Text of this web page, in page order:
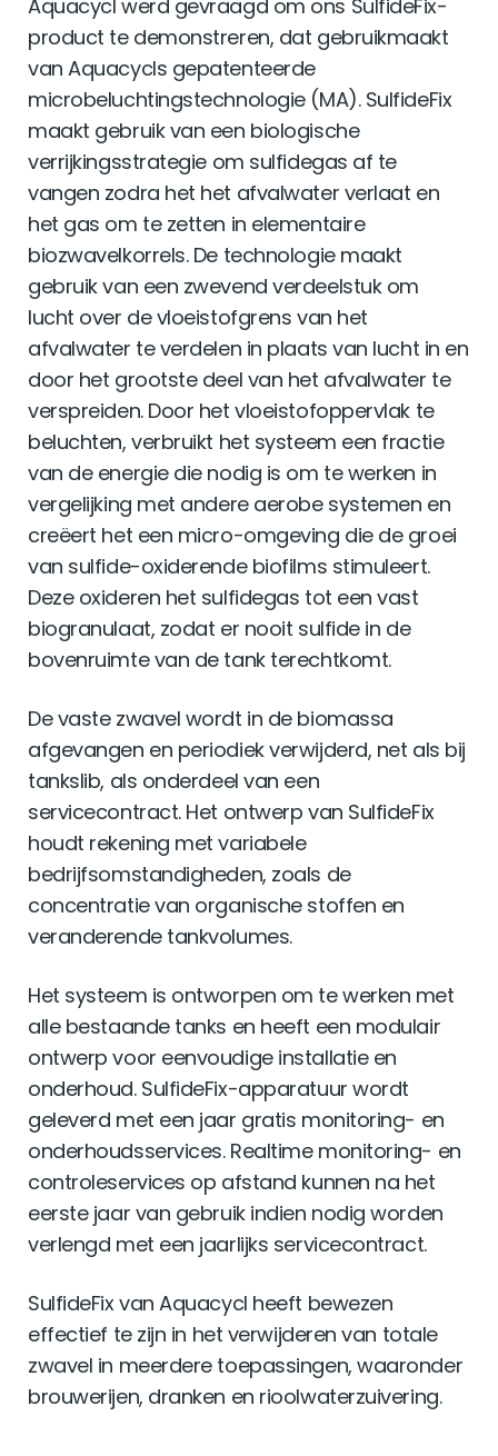
Aquacycl werd gevraagd om ons SulfideFix-
product te demonstreren, dat gebruikmaakt
van Aquacycls gepatenteerde
microbeluchtingstechnologie (MA). SulfideFix
maakt gebruik van een biologische
verrijkingsstrategie om sulfidegas af te
vangen zodra het het afvalwater verlaat en
het gas om te zetten in elementaire
biozwavelkorrels. De technologie maakt
gebruik van een zwevend verdeelstuk om
lucht over de vloeistofgrens van het
afvalwater te verdelen in plaats van lucht in en
door het grootste deel van het afvalwater te
verspreiden. Door het vloeistofoppervlak te
beluchten, verbruikt het systeem een ​​fractie
van de energie die nodig is om te werken in
vergelijking met andere aerobe systemen en
creëert het een micro-omgeving die de groei
van sulfide-oxiderende biofilms stimuleert.
Deze oxideren het sulfidegas tot een vast
biogranulaat, zodat er nooit sulfide in de
bovenruimte van de tank terechtkomt.
De vaste zwavel wordt in de biomassa
afgevangen en periodiek verwijderd, net als bij
tankslib, als onderdeel van een
servicecontract. Het ontwerp van SulfideFix
houdt rekening met variabele
bedrijfsomstandigheden, zoals de
concentratie van organische stoffen en
veranderende tankvolumes.
Het systeem is ontworpen om te werken met
alle bestaande tanks en heeft een modulair
ontwerp voor eenvoudige installatie en
onderhoud. SulfideFix-apparatuur wordt
geleverd met een jaar gratis monitoring- en
onderhoudsservices. Realtime monitoring- en
controleservices op afstand kunnen na het
eerste jaar van gebruik indien nodig worden
verlengd met een jaarlijks servicecontract.
SulfideFix van Aquacycl heeft bewezen
effectief te zijn in het verwijderen van totale
zwavel in meerdere toepassingen, waaronder
brouwerijen, dranken en rioolwaterzuivering.